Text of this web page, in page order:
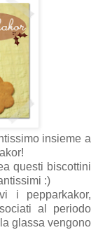
insieme a
questi biscottini
:)
i pepparkakor,
al periodo
glassa vengono